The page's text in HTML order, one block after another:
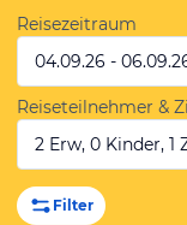
Reisezeitraum
04.09.26 -
Reiseteilnehmer &
2 Erw, 0 Kinder, 1
Filter